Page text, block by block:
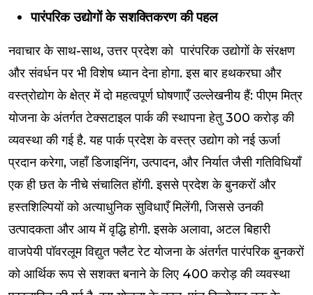
पारंपरिक उद्योगों के सशक्तिकरण की पहल
नवाचार के साथ-साथ, उत्तर प्रदेश को पारंपरिक उद्योगों के संरक्षण
और संवर्धन पर भी विशेष ध्यान देना होगा. इस बार हथकरघा और
वस्त्रोद्योग के क्षेत्र में दो महत्वपूर्ण घोषणाएँ उल्लेखनीय हैं: पीएम मित्र
योजना के अंतर्गत टेक्सटाइल पार्क की स्थापना हेतु ₹300 करोड़ की
व्यवस्था की गई है. यह पार्क प्रदेश के वस्त्र उद्योग को नई ऊर्जा
प्रदान करेगा, जहाँ डिजाइनिंग, उत्पादन, और निर्यात जैसी गतिविधियाँ
एक ही छत के नीचे संचालित होंगी. इससे प्रदेश के बुनकरों और
हस्तशिल्पियों को अत्याधुनिक सुविधाएँ मिलेंगी, जिससे उनकी
उत्पादकता और आय में वृद्धि होगी. इसके अलावा, अटल बिहारी
वाजपेयी पॉवरलूम विद्युत फ्लैट रेट योजना के अंतर्गत पारंपरिक बुनकरों
को आर्थिक रूप से सशक्त बनाने के लिए ₹400 करोड़ की व्यवस्था